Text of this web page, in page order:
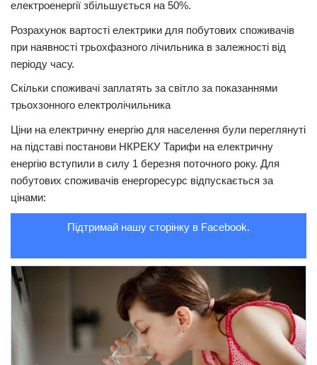
Події
Кримінал
Суспільство
Культура
Шоу-біз
#Війна
електроенергії збільшується на 50%.
Розрахунок вартості електрики для побутових споживачів
при наявності трьохфазного лічильника в залежності від
періоду часу.
Скільки споживачі заплатять за світло за показаннями
трьохзонного електролічильника
Ціни на електричну енергію для населення були переглянуті
на підставі постанови НКРЕКУ Тарифи на електричну
енергію вступили в силу 1 березня поточного року. Для
побутових споживачів енергоресурс відпускається за
цінами:
Підтримай нашу сторінку в Facebook.